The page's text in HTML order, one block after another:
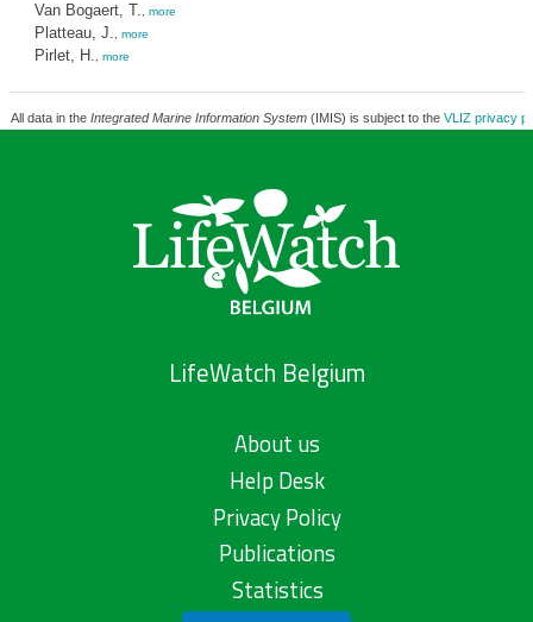
Van Bogaert, T. more
Platteau, J. more
Pirlet, H. more
All data in the Integrated Marine Information System(IMIS) is subject to the VLIZ privacy
LifeWatch Belgium
About us
Help Desk
Privacy Policy
Publications
Statistics